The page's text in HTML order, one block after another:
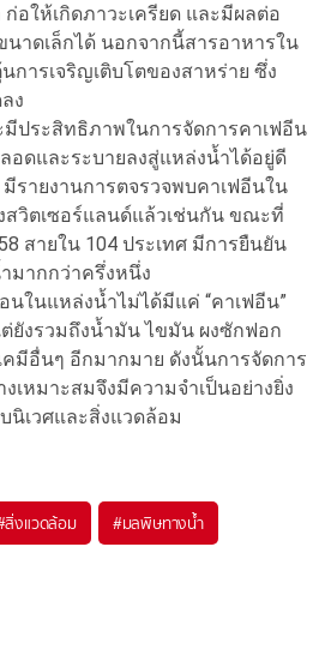
อให้เกิดภาวะเครียด และมีผลต่อ
าดเล็กได้ นอกจากนี้สารอาหารใน
การเจริญเติบโตของสาหร่าย ซึ่ง
ง
มีประสิทธิภาพในการจัดการคาเฟอีน
อดและระบายลงสู่แหล่งน้ำได้อยู่ดี
รายงานการตจรวจพบคาเฟอีนใน
สวิตเซอร์แลนด์แล้วเช่นกัน ขณะที่
สายใน 104 ประเทศ มีการยืนยัน
มากกว่าครึ่งหนึ่ง
นในแหล่งน้ำไม่ได้มีแค่ “คาเฟอีน”
ต่ยังรวมถึงน้ำมัน ไขมัน ผงซักฟอก
มีอื่นๆ อีกมากมาย ดังนั้นการจัดการ
เหมาะสมจึงมีความจำเป็นอย่างยิ่ง
นิเวศและสิ่งแวดล้อม
สิ่งแวดล้อม #มลพิษทางน้ำ